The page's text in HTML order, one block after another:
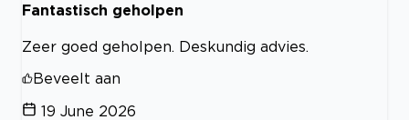
Fantastisch geholpen
Zeer goed geholpen. Deskundig advies.
Beveelt aan
19 June 2026